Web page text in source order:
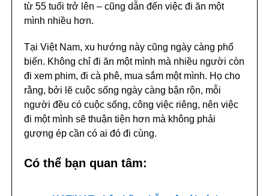
từ 55 tuổi trở lên – cũng dẫn đến việc đi ăn một
mình nhiều hơn.
Tại Việt Nam, xu hướng này cũng ngày càng phổ
biến. Không chỉ đi ăn một mình mà nhiều người còn
đi xem phim, đi cà phê, mua sắm một mình. Họ cho
rằng, bởi lẽ cuộc sống ngày càng bận rộn, mỗi
người đều có cuộc sống, công việc riêng, nên việc
đi một mình sẽ thuận tiện hơn mà không phải
gượng ép cần có ai đó đi cùng.
Có thể bạn quan tâm: